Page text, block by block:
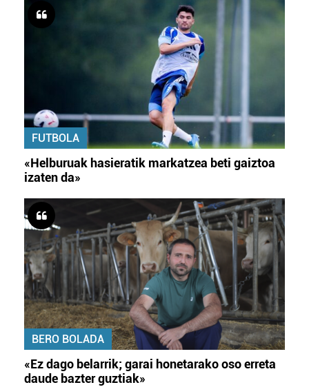
FUTBOLA
«Helburuak hasieratik markatzea beti gaiztoa
izaten da»
BERO BOLADA
«Ez dago belarrik; garai honetarako oso erreta
daude bazter guztiak»